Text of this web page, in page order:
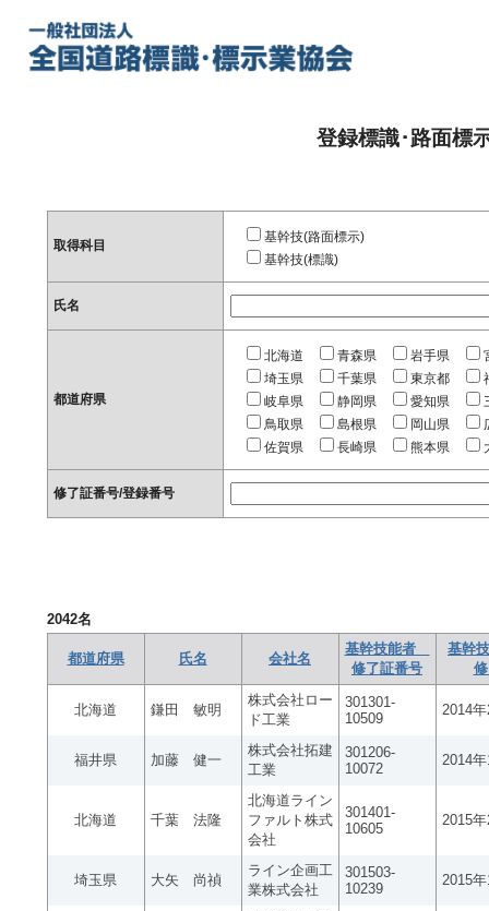
登録標識･路面標
取得科目
基幹技(路面標示)
基幹技(標識)
氏名
都道府県
北海道 青森県 岩手県
埼玉県
千葉県 東京都
岐阜県
静岡県 愛知県
鳥取県
島根県 岡山県
佐賀県
長崎県 熊本県
修了証番号/登録番号
2042名
都道府県 氏名 会社名
基幹技能者
修了証番号
基幹
北海道 鎌田 敏明
株式会社ロー
ド工業
301301-
10509
2014
福井県 加藤 健一
株式会社拓建
工業
301206-
10072
2014
北海道 千葉 法隆
北海道ライン
ファルト株式
会社
301401-
10605
2015
埼玉県 大矢 尚禎
ライン企画工
業株式会社
301503-
10239
2015